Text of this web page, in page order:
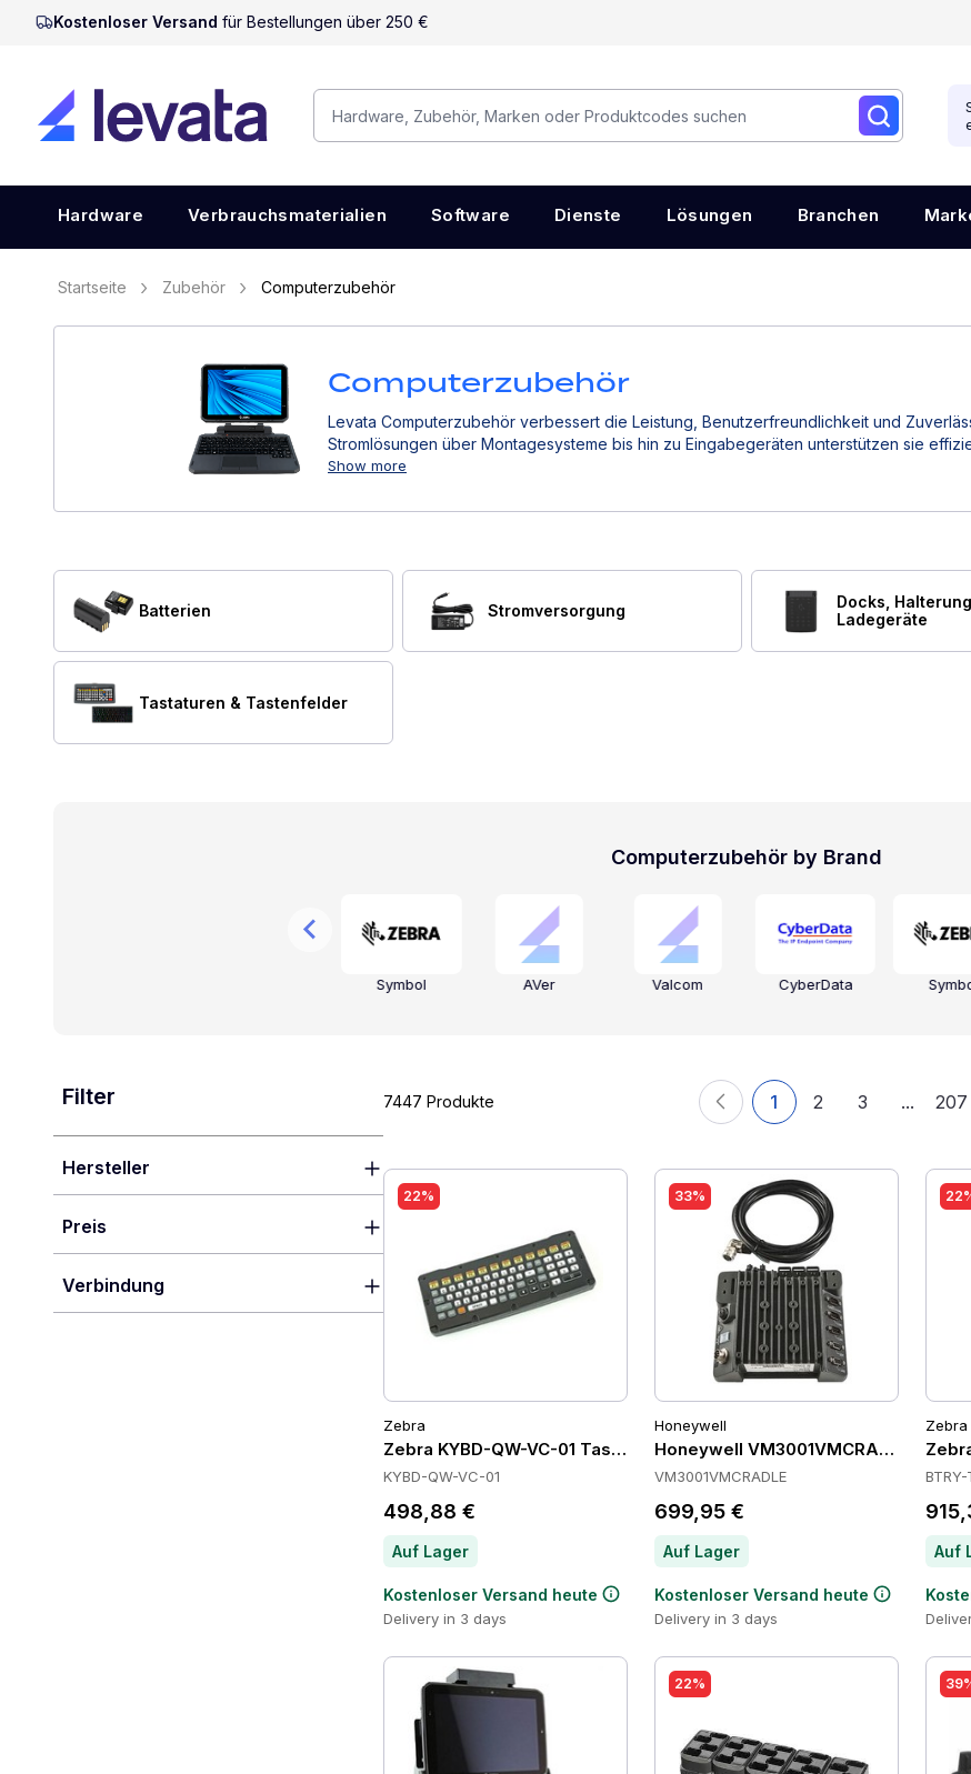
Kostenloser Versand für Bestellungen über 250 €
Hardware Verbrauchsmaterialien Software Dienste Lösungen Branchen
Startseite Zubehör Computerzubehör
Computerzubehör
Levata Computerzubehör verbessert die Leistung, Benutzerfreundlichkeit und
Stromlösungen über Montagesysteme bis hin zu Eingabegeräten unterstützen sie
Show more
Batterien Stromversorgung
Docks,
Ladegeräte
Tastaturen & Tastenfelder
Computerzubehör by Brand
Symbol AVer Valcom CyberData
Filter
Hersteller
Preis
Verbindung
7447 Produkte 1 2 3 ... 207
22%
Zebra
Zebra KYBD-QW-VC-01 Tastaturen
KYBD-QW-VC-01
498,88 €
Auf Lager
Kostenloser Versand heute
Delivery in 3 days
33%
Honeywell
Honeywell VM3001VMCRADLE
VM3001VMCRADLE
699,95 €
Auf Lager
Kostenloser Versand heute
Delivery in 3 days
Zebra
Auf
22%